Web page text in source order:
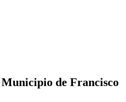
Municipio de Francisco